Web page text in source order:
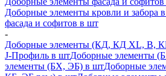
Доборные элементы кровли и забора
фасада и софитов в шт
-
Доборные элементы (КД, КД XL, В,
J-Профиль в штДоборные элементы
элементы (БХ, ЭБ) в штДоборные